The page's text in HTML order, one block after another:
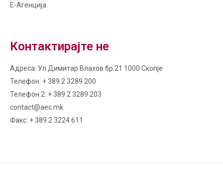
Е-Агенција
Контактирајте не
Адреса: Ул.Димитар Влахов бр.21 1000 Скопје
Телефон: + 389 2 3289 200
Телефон 2: + 389 2 3289 203
contact@aec.mk
Факс: + 389 2 3224 611